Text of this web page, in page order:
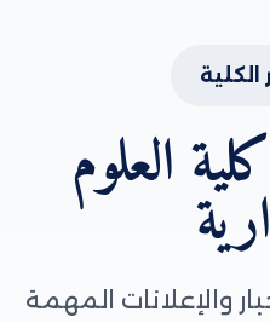
الكلية
العلوم
والإعلانات المهمة